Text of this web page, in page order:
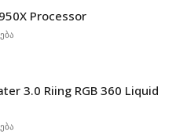
Processor
3.0 Riing RGB 360 Liquid